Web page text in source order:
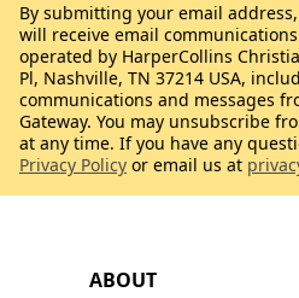
ABOUT
By submitting your email
will receive email
operated by HarperCollins
Pl, Nashville, TN 37214 USA,
communications and messages
Gateway. You may unsubscribe
at any time. If you have any
Privacy Policy or email us at